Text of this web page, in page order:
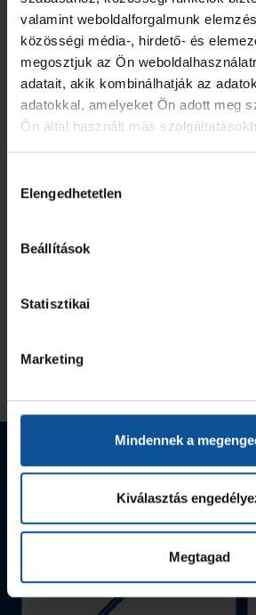
valamint weboldalforgalmunk
közösségi média-, hirdető- és
megosztjuk az Ön
adatait, akik kombinálhatják az
adatokkal, amelyeket Ön adott meg
Ön által használt más
kiválasztása
Elengedhetetlen
Beállítások
Statisztikai
Marketing
Mindennek a
Kiválasztás
Megtagad
Megnézem az összeset
Handball Family 2026. aug. 08.
További friss hírek
Handball Family
Hiába hajráztunk, a Nantes nyert